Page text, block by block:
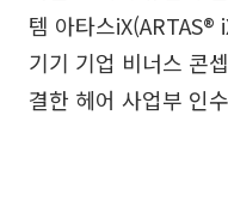
템 아타스iX(ARTAS®
기기 기업 비너스 콘
결한 헤어 사업부 인